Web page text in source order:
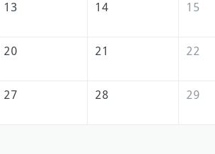
13 14 15
20 21 22
27 28 29